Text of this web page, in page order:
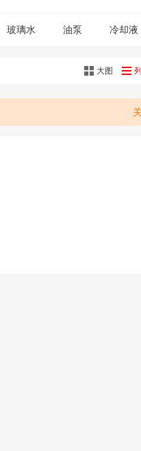
玻璃水 油泵 冷却液
大图